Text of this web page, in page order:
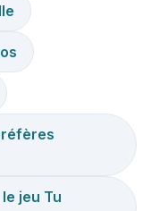
jeu Tu